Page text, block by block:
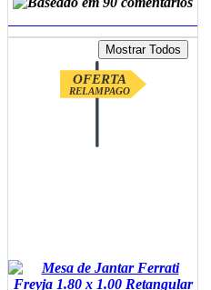
OFERTA
RELAMPAGO